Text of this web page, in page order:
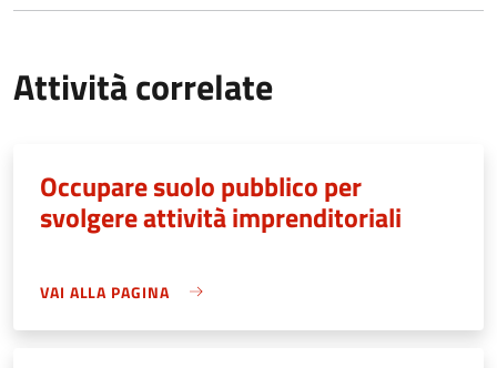
Attività correlate
Occupare suolo pubblico per
svolgere attività imprenditoriali
VAI ALLA PAGINA